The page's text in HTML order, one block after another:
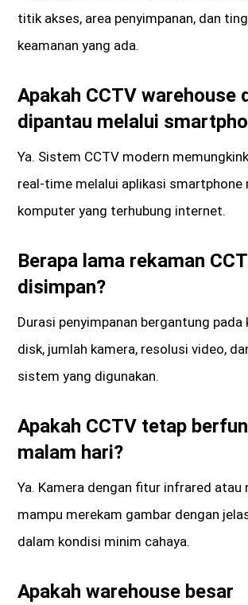
titik akses, area penyimpanan, dan
keamanan yang ada.
Apakah CCTV warehouse
dipantau melalui
Ya. Sistem CCTV modern
real-time melalui aplikasi smartphone
komputer yang terhubung internet.
Berapa lama rekaman
disimpan?
Durasi penyimpanan bergantung pada
disk, jumlah kamera, resolusi video,
sistem yang digunakan.
Apakah CCTV tetap
malam hari?
Ya. Kamera dengan fitur infrared atau
mampu merekam gambar dengan
dalam kondisi minim cahaya.
Apakah warehouse besar